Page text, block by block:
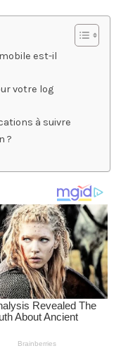
est-il
votre log
à suivre
?